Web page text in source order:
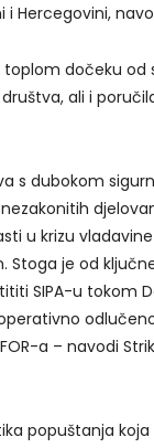
i Hercegovini,
toplom dočeku
ali i
s dubokom
u krizu
Stoga je od
SIPA-u tokom
a – navodi
popuštanja